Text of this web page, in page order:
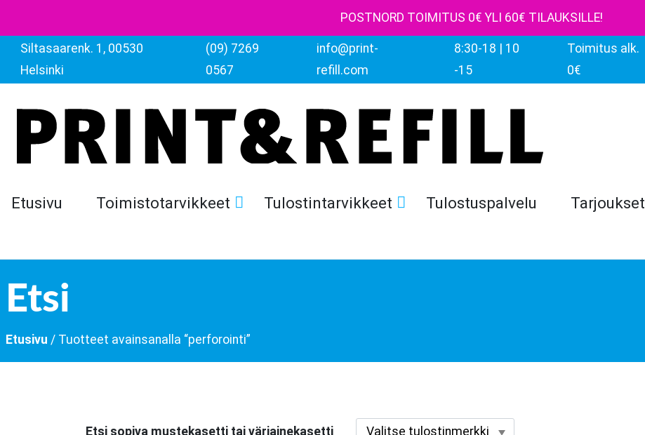
POSTNORD TOIMITUS 0€ YLI 60€ TILAUKSILLE!
Siltasaarenk. 1, 00530
Helsinki
(09) 7269
0567
info@print-
refill.com
8:30-18 | 10
-15
Toimitus alk.
0€
Etusivu Toimistotarvikkeet Tulostintarvikkeet Tulostuspalvelu Tarjoukset
Etsi
Etusivu / Tuotteet avainsanalla “perforointi”
Etsi sopiva mustekasetti tai väriainekasetti